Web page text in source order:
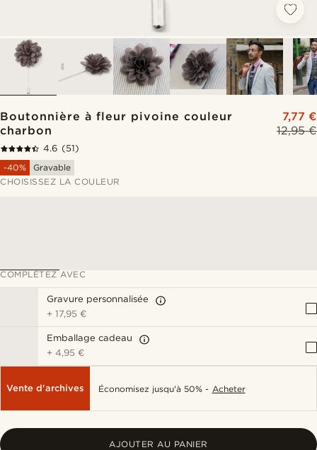
Boutonnière à fleur pivoine couleur
charbon
12,95 €
7,77 €
4.6 (51)
-40%
Gravable
CHOISISSEZ LA COULEUR
COMPLÉTEZ AVEC
Gravure personnalisée
+17,95 €
Emballage cadeau
+4,95 €
Vente d'archives Économisez jusqu'à 50% - Acheter
AJOUTER AU PANIER